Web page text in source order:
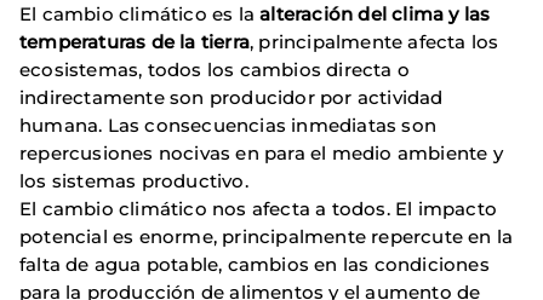
El cambio climático es laalteración del clima y las
temperaturas de la tierra, principalmente afecta los
ecosistemas, todos los cambios directa o
indirectamente son producidor por actividad
humana. Las consecuencias inmediatas son
repercusiones nocivas en para el medio ambiente y
los sistemas productivo.
El cambio climático nos afecta a todos. El impacto
potencial es enorme, principalmente repercute en la
falta de agua potable, cambios en las condiciones
para la producción de alimentos y el aumento de